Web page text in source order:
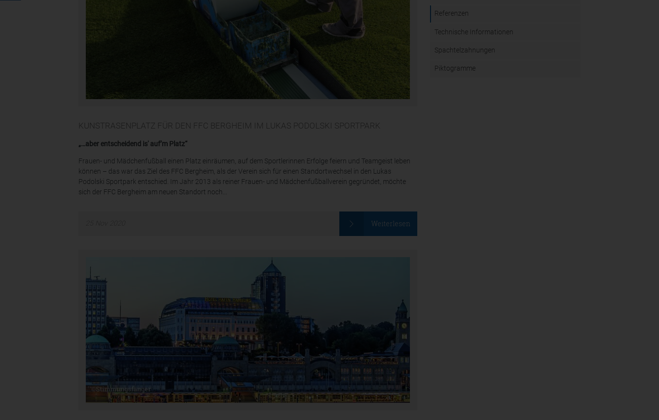
KUNSTRASENPLATZ FÜR DEN FFC BERGHEIM IM LUKAS PODOLSKI SPORTPARK
„…aber entscheidend is' auf’m Platz“
Frauen- und Mädchenfußball einen Platz einräumen, auf dem Sportlerinnen Erfolge feiern und Teamgeist leben
können – das war das Ziel des FFC Bergheim, als der Verein sich für einen Standortwechsel in den Lukas
Podolski Sportpark entschied. Im Jahr 2013 als reiner Frauen- und Mädchenfußballverein gegründet, möchte
sich der FFC Bergheim am neuen Standort noch...
Weiterlesen
Referenzen
Technische Informationen
Spachtelzahnungen
Piktogramme